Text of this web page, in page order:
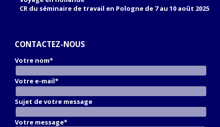
CR du séminaire de travail en Pologne de 7 au 10 août 2025
CONTACTEZ-NOUS
Votre nom*
Votre e-mail*
Sujet de votre message
Votre message*